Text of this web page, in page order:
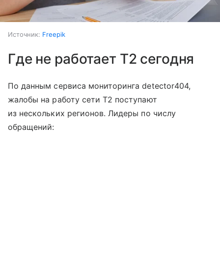
Источник: Freepik
Где не работает T2 сегодня
По данным сервиса мониторинга detector404,
жалобы на работу сети T2 поступают
из нескольких регионов. Лидеры по числу
обращений: